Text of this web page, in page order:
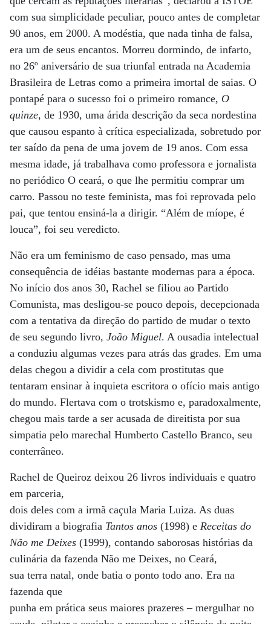
com sua simplicidade peculiar, pouco antes de completar
90 anos, em 2000. A modéstia, que nada tinha de falsa,
era um de seus encantos. Morreu dormindo, de infarto,
no 26º aniversário de sua triunfal entrada na Academia
Brasileira de Letras como a primeira imortal de saias. O
pontapé para o sucesso foi o primeiro romance, O
quinze, de 1930, uma árida descrição da seca nordestina
que causou espanto à crítica especializada, sobretudo por
ter saído da pena de uma jovem de 19 anos. Com essa
mesma idade, já trabalhava como professora e jornalista
no periódico O ceará, o que lhe permitiu comprar um
carro. Passou no teste feminista, mas foi reprovada pelo
pai, que tentou ensiná-la a dirigir. “Além de míope, é
louca”, foi seu veredicto.
Não era um feminismo de caso pensado, mas uma
consequência de idéias bastante modernas para a época.
No início dos anos 30, Rachel se filiou ao Partido
Comunista, mas desligou-se pouco depois, decepcionada
com a tentativa da direção do partido de mudar o texto
de seu segundo livro, João Miguel. A ousadia intelectual
a conduziu algumas vezes para atrás das grades. Em uma
delas chegou a dividir a cela com prostitutas que
tentaram ensinar à inquieta escritora o ofício mais antigo
do mundo. Flertava com o trotskismo e, paradoxalmente,
chegou mais tarde a ser acusada de direitista por sua
simpatia pelo marechal Humberto Castello Branco, seu
conterrâneo.
Rachel de Queiroz deixou 26 livros individuais e quatro
em parceria,
dois deles com a irmã caçula Maria Luiza. As duas
dividiram a biografia Tantos anos (1998) e Receitas do
Não me Deixes (1999), contando saborosas histórias da
culinária da fazenda Não me Deixes, no Ceará,
sua terra natal, onde batia o ponto todo ano. Era na
fazenda que
punha em prática seus maiores prazeres – mergulhar no